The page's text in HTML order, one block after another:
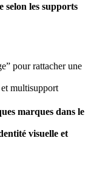
selon les supports
pour rattacher une
multisupport
marques dans le
visuelle et